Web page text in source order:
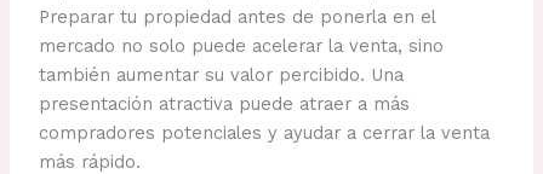
Preparar tu propiedad antes de ponerla en el
mercado no solo puede acelerar la venta, sino
también aumentar su valor percibido. Una
presentación atractiva puede atraer a más
compradores potenciales y ayudar a cerrar la venta
más rápido.